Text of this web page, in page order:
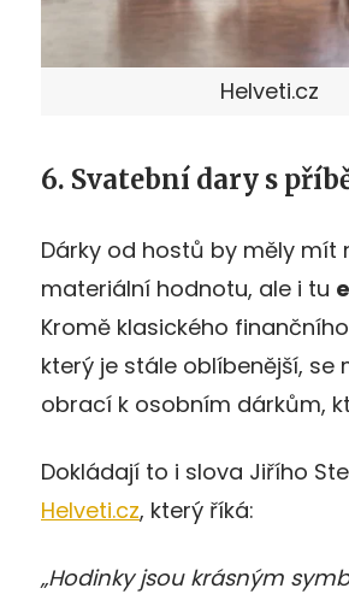
Helveti.cz
6. Svatební dary s
Dárky od hostů by měly mít
materiální hodnotu, ale i tu
Kromě klasického
který je stále oblíbenější, se
obrací k osobním dárkům,
Dokládají to i slova Jiřího
Helveti.cz, který říká:
„Hodinky jsou krásným